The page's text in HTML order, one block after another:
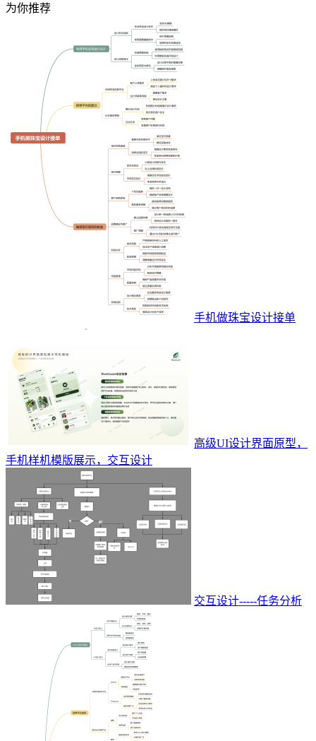
为你推荐
手机做珠宝设计接单
高级UI设计界面原型，
手机样机模版展示，交互设计
交互设计-----任务分析